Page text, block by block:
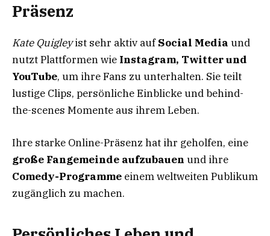
Präsenz
Kate Quigleyist sehr aktiv aufSocial Media und
nutzt Plattformen wie Instagram, Twitter und
YouTube, um ihre Fans zu unterhalten. Sie teilt
lustige Clips, persönliche Einblicke und behind-
the-scenes Momente aus ihrem Leben.
Ihre starke Online-Präsenz hat ihr geholfen, eine
große Fangemeinde aufzubauen und ihre
Comedy-Programme einem weltweiten Publikum
zugänglich zu machen.